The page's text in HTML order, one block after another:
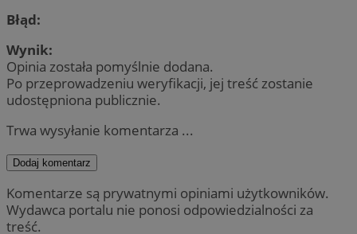
Błąd:
Wynik:
Opinia została pomyślnie dodana.
Po przeprowadzeniu weryfikacji, jej treść zostanie
udostępniona publicznie.
Trwa wysyłanie komentarza ...
Dodaj komentarz
Komentarze są prywatnymi opiniami użytkowników.
Wydawca portalu nie ponosi odpowiedzialności za
treść.